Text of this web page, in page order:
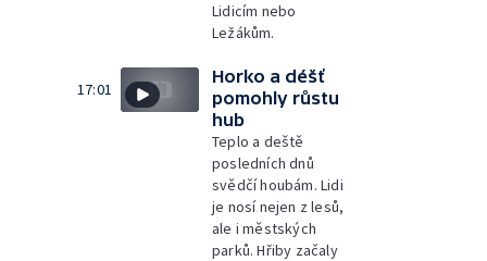
Lidicím nebo
Ležákům.
17:01
Horko a déšť
pomohly růstu
hub
Teplo a deště
posledních dnů
svědčí houbám. Lidi
je nosí nejen z lesů,
ale i městských
parků. Hřiby začaly